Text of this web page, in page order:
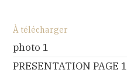
À télécharger
photo 1
PRESENTATION PAGE 1